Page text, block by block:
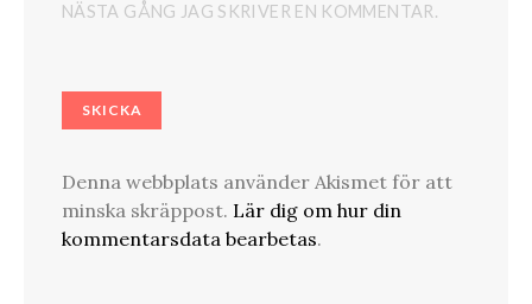
NÄSTA GÅNG JAG SKRIVER EN KOMMENTAR.
Denna webbplats använder Akismet för att
minska skräppost. Lär dig om hur din
kommentarsdata bearbetas.